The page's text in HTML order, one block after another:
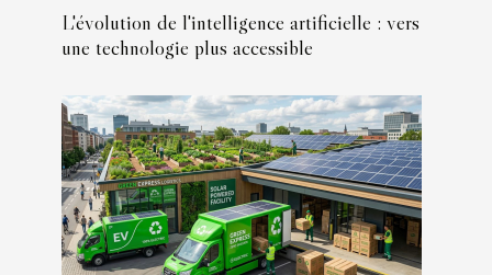
L'évolution de l'intelligence artificielle : vers
une technologie plus accessible